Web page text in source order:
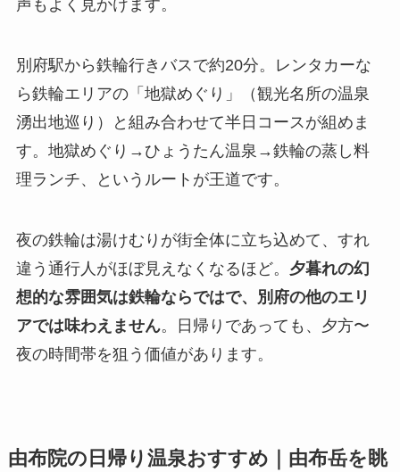
声もよく見かけます。
別府駅から鉄輪行きバスで約20分。レンタカーな
ら鉄輪エリアの「地獄めぐり」（観光名所の温泉
湧出地巡り）と組み合わせて半日コースが組めま
す。地獄めぐり→ひょうたん温泉→鉄輪の蒸し料
理ランチ、というルートが王道です。
夜の鉄輪は湯けむりが街全体に立ち込めて、すれ
違う通行人がほぼ見えなくなるほど。 夕暮れの幻
想的な雰囲気は鉄輪ならではで、別府の他のエリ
アでは味わえません。日帰りであっても、夕方〜
夜の時間帯を狙う価値があります。
由布院の日帰り温泉おすすめ｜由布岳を眺